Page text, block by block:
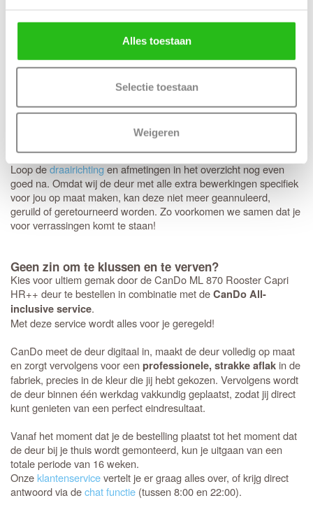
Alles toestaan
Selectie toestaan
Weigeren
Met de heldere beschrijving uit de montagehandleiding zorg je
voor een schitterende afwerking van je nieuwe deur. Voor een
resultaat dat jarenlang mooi blijft en om je
behouden, is zorgvuldig kitwerk erg belangrijk. Door de naden
tussen de glaslatten en het isolatieglas strak af te kitten, geef je
de deur de allerbeste bescherming. De flexibele kit beweegt
jouw deur in absolute topconditie blijft
Let op: Belangrijk voor je bestelling
Loop dedraairichtingen afmetingen in het overzicht nog even
goed na. Omdat wij de deur met alle extra bewerkingen specifiek
voor jou op maat maken, kan deze niet meer geannuleerd,
geruild of geretourneerd worden. Zo voorkomen we samen dat je
voor verrassingen komt te staan!
Geen zin om te klussen en te verven?
Kies voor ultiem gemak door de CanDo ML 870 Rooster Capri
HR++ deur te bestellen in combinatie met deCanDo All-
inclusive service.
Met deze service wordt alles voor je geregeld!
CanDo meet de deur digitaal in, maakt de deur volledig op maat
en zorgt vervolgens voor eenprofessionele, strakke aflak in de
fabriek, precies in de kleur die jij hebt gekozen. Vervolgens wordt
de deur binnen één werkdag vakkundig geplaatst, zodat jij direct
kunt genieten van een perfect eindresultaat.
Vanaf het moment dat je de bestelling plaatst tot het moment dat
de deur bij je thuis wordt gemonteerd, kun je uitgaan van een
totale periode van 16 weken.
Onzeklantenservicevertelt je er graag alles over, of krijg direct
antwoord via dechat functie (tussen 8:00 en 22:00).